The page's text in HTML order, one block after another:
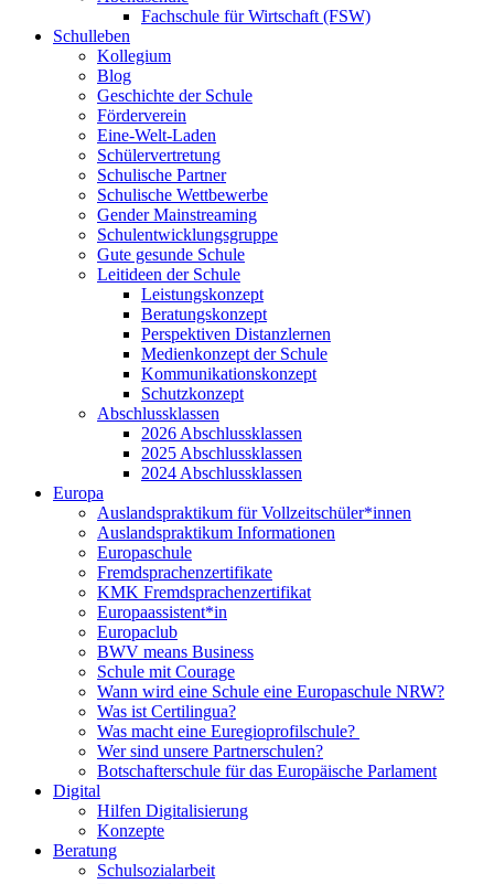
Fachschule für Wirtschaft (FSW)
Schulleben
Kollegium
Blog
Geschichte der Schule
Förderverein
Eine-Welt-Laden
Schülervertretung
Schulische Partner
Schulische Wettbewerbe
Gender Mainstreaming
Schulentwicklungsgruppe
Gute gesunde Schule
Leitideen der Schule
Leistungskonzept
Beratungskonzept
Perspektiven Distanzlernen
Medienkonzept der Schule
Kommunikationskonzept
Schutzkonzept
Abschlussklassen
2026 Abschlussklassen
2025 Abschlussklassen
2024 Abschlussklassen
Europa
Auslandspraktikum für Vollzeitschüler*innen
Auslandspraktikum Informationen
Europaschule
Fremdsprachenzertifikate
KMK Fremdsprachenzertifikat
Europaassistent*in
Europaclub
BWV means Business
Schule mit Courage
Wann wird eine Schule eine Europaschule NRW?
Was ist Certilingua?
Was macht eine Euregioprofilschule?
Wer sind unsere Partnerschulen?
Botschafterschule für das Europäische Parlament
Digital
Hilfen Digitalisierung
Konzepte
Beratung
Schulsozialarbeit